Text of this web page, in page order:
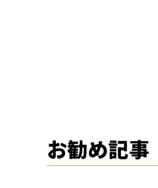
お勧め記事